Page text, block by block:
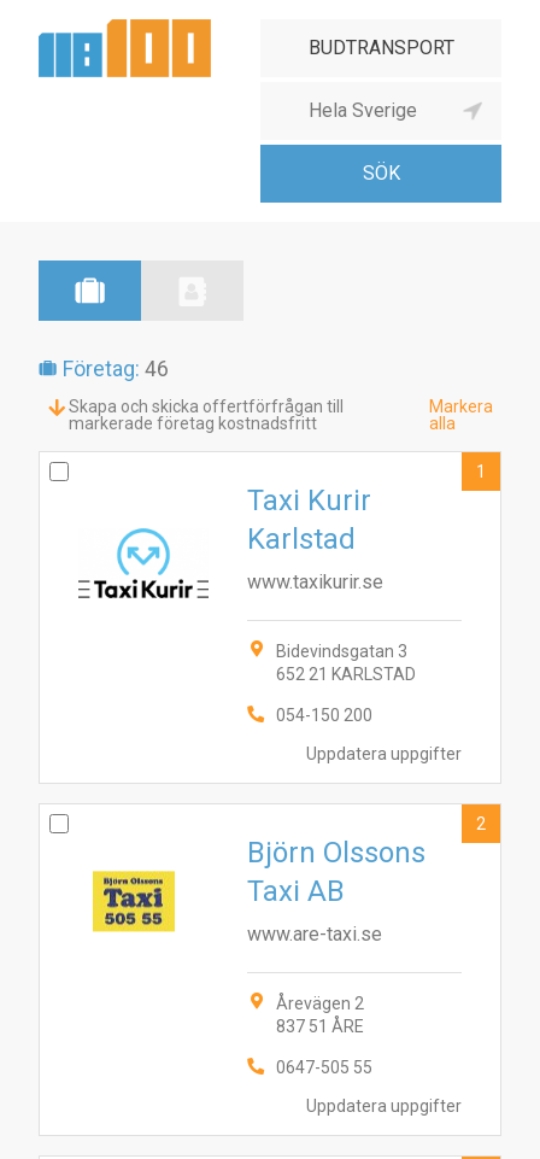
Företag: 46
Skapa och skicka offertförfrågan till
markerade företag kostnadsfritt
Markera
alla
Uppdatera uppgifter
Taxi Kurir
Karlstad
www.taxikurir.se
Bidevindsgatan 3
652 21 KARLSTAD
054-150 200
1
Uppdatera uppgifter
Björn Olssons
Taxi AB
www.are-taxi.se
Årevägen 2
837 51 ÅRE
0647-505 55
2